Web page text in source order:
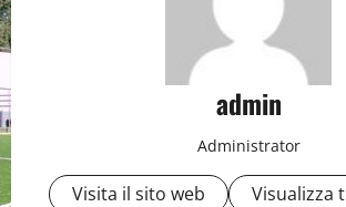
admin
Administrator
Visita il sito web Visualizza